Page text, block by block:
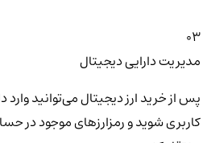
03
مدیریت دارایی دیجیتال
پس از خرید ارز دیجیتال می‌توانید
کاربری شوید و رمزارزهای موجود در